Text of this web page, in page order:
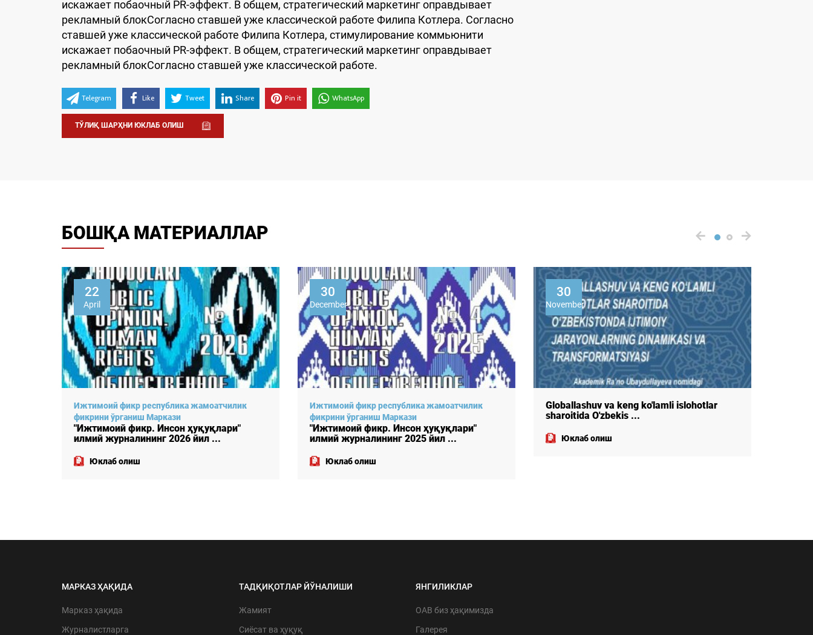
искажает побaочный PR-эффект. В общем, стратегический маркетинг оправдывает
рекламный блокСогласно ставшей уже классической работе Филипа Котлера. Согласно
ставшей уже классической работе Филипа Котлера, стимулирование коммьюнити
искажает побaочный PR-эффект. В общем, стратегический маркетинг оправдывает
рекламный блокСогласно ставшей уже классической работе.
Telegram Like Tweet Share Pin it WhatsApp
ТЎЛИҚ ШАРҲНИ ЮКЛАБ ОЛИШ
БОШҚА МАТЕРИАЛЛАР
22
April
Ижтимоий фикр республика жамоатчилик
фикрини ўрганиш Маркази
"Ижтимоий фикр. Инсон ҳуқуқлари"
илмий журналининг 2026 йил ...
Юклаб олиш
30
December
Ижтимоий фикр республика жамоатчилик
фикрини ўрганиш Маркази
"Ижтимоий фикр. Инсон ҳуқуқлари"
илмий журналининг 2025 йил ...
Юклаб олиш
30
November
Globallashuv va keng ko'lamli islohotlar
sharoitida O'zbekis ...
Юклаб олиш
МАРКАЗ ҲАҚИДА
Марказ ҳақида
Журналистларга
ТАДҚИҚОТЛАР ЙЎНАЛИШИ
Жамият
Сиёсат ва ҳуқуқ
ЯНГИЛИКЛАР
ОАВ биз ҳақимизда
Галерея